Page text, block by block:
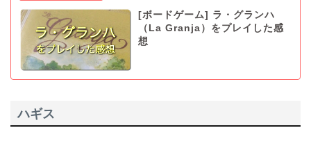
[ボードゲーム] ラ・グランハ
（La Granja）をプレイした感
想
ハギス